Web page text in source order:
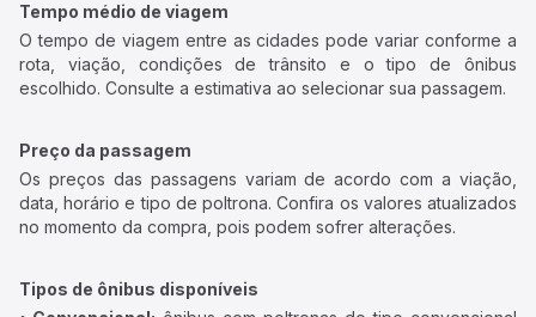
Tempo médio de viagem
O tempo de viagem entre as cidades pode variar conforme a
rota, viação, condições de trânsito e o tipo de ônibus
escolhido. Consulte a estimativa ao selecionar sua passagem.
Preço da passagem
Os preços das passagens variam de acordo com a viação,
data, horário e tipo de poltrona. Confira os valores atualizados
no momento da compra, pois podem sofrer alterações.
Tipos de ônibus disponíveis